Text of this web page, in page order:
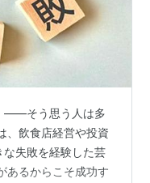
――そう思う人は多
、飲食店経営や投資
な失敗を経験した芸
あるからこそ成功す